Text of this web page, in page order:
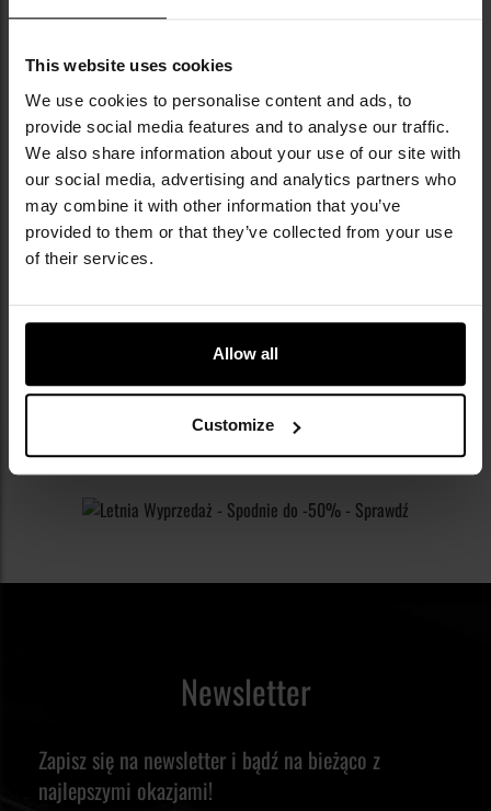
This website uses cookies
We use cookies to personalise content and ads, to
provide social media features and to analyse our traffic.
We also share information about your use of our site with
our social media, advertising and analytics partners who
may combine it with other information that you’ve
provided to them or that they’ve collected from your use
of their services.
Allow all
Customize
NAJNOWSZE OPINIE
Rękawice antyprzekłuciowe Mechanix Durahide
Leather Needlestick Law Enforcement - Black
349,00 zł
Newsletter
Zapisz się na newsletter i bądź na bieżąco z
najlepszymi okazjami!